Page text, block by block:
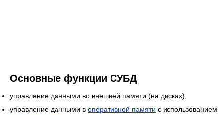
Основные функции СУБД
управление данными во внешней памяти (на дисках);
управление данными в оперативной памяти с использованием